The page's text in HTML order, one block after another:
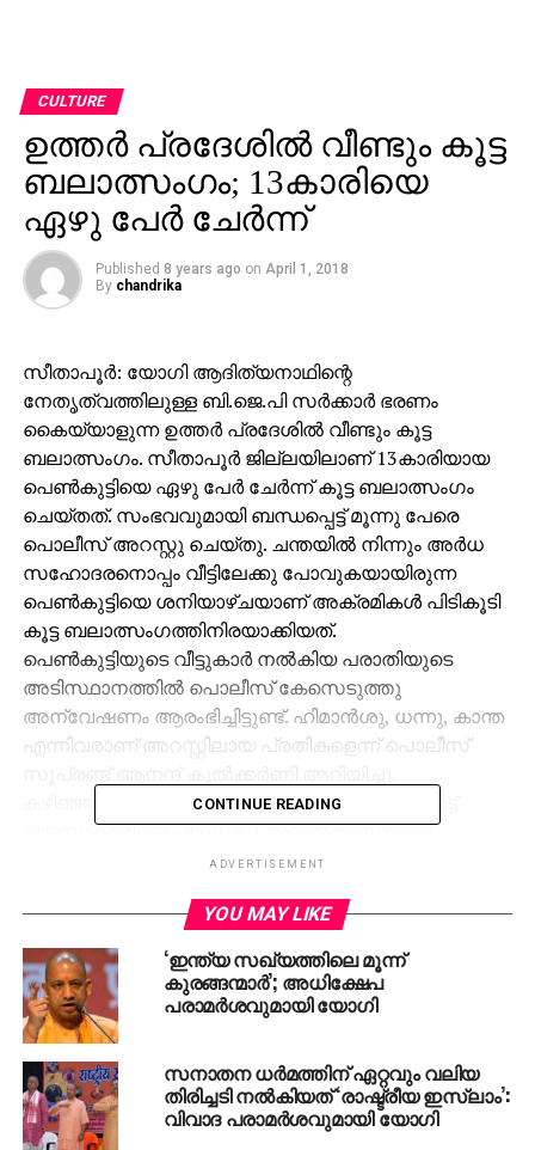
CULTURE
ഉത്തര്‍ പ്രദേശില്‍ വീണ്ടും കൂട്ട
ബലാത്സംഗം; 13കാരിയെ
ഏഴു പേര്‍ ചേര്‍ന്ന്
Published 8 years ago on April 1, 2018
By chandrika
സീതാപൂര്‍: യോഗി ആദിത്യനാഥിന്റെ
നേതൃത്വത്തിലുള്ള ബി.ജെ.പി സര്‍ക്കാര്‍ ഭരണം
കൈയ്യാളുന്ന ഉത്തര്‍ പ്രദേശില്‍ വീണ്ടും കൂട്ട
ബലാത്സംഗം. സീതാപൂര്‍ ജില്ലയിലാണ് 13കാരിയായ
പെണ്‍കുട്ടിയെ ഏഴു പേര്‍ ചേര്‍ന്ന് കൂട്ട ബലാത്സംഗം
ചെയ്തത്. സംഭവവുമായി ബന്ധപ്പെട്ട് മൂന്നു പേരെ
പൊലീസ് അറസ്റ്റു ചെയ്തു. ചന്തയില്‍ നിന്നും അര്‍ധ
സഹോദരനൊപ്പം വീട്ടിലേക്കു പോവുകയായിരുന്ന
പെണ്‍കുട്ടിയെ ശനിയാഴ്ചയാണ് അക്രമികള്‍ പിടികൂടി
കൂട്ട ബലാത്സംഗത്തിനിരയാക്കിയത്.
പെണ്‍കുട്ടിയുടെ വീട്ടുകാര്‍ നല്‍കിയ പരാതിയുടെ
അടിസ്ഥാനത്തില്‍ പൊലീസ് കേസെടുത്തു
അന്വേഷണം ആരംഭിച്ചിട്ടുണ്ട്. ഹിമാന്‍ശു, ധന്നു, കാന്ത
എന്നിവരാണ് അറസ്റ്റിലായ പ്രതികളെന്ന് പൊലീസ്
കഴിഞ്ഞദിവസം ഗാസിയാബാദിലെ ലോണില്‍ എട്ട്
വയസുകാരിയെ പീഡിപ്പിച്ച അയല്‍വാസിയായ
യുവാവിനെ നാട്ടുകാര്‍ അടിച്ചുകൊന്നിരുന്നു.
മര്‍ദ്ദനമേറ്റ ഇയാളെ പൊലീസെത്തി ആസ്പത്രിയിലേക്ക്
മാറ്റിയെങ്കിലും മരിച്ചിരുന്നു.
RELATED TOPICS: GANG RAPE
UP GANGRAPE
UP GOVERNMENT
UP NEXT
പെട്രോളിയം വില കുത്തനെ കൂട്ടി ഭരണകൂടങ്ങള്‍
കൊള്ളയടിക്കുന്നു: കെ.പി.എ മജീദ്
CONTINUE READING
ADVERTISEMENT
YOU MAY LIKE
‘ഇന്ത്യ സഖ്യത്തിലെ മൂന്ന്
കുരങ്ങന്മാര്‍’; അധിക്ഷേപ
പരാമര്‍ശവുമായി യോഗി
സനാതന ധര്‍മത്തിന് ഏറ്റവും വലിയ
തിരിച്ചടി നല്‍കിയത് ‘രാഷ്ട്രീയ ഇസ്ലാം’:
വിവാദ പരാമര്‍ശവുമായി യോഗി